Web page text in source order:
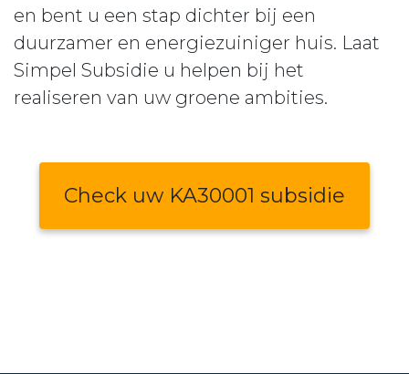
en bent u een stap dichter bij een
duurzamer en energiezuiniger huis. Laat
Simpel Subsidie u helpen bij het
realiseren van uw groene ambities.
Check uw KA30001 subsidie